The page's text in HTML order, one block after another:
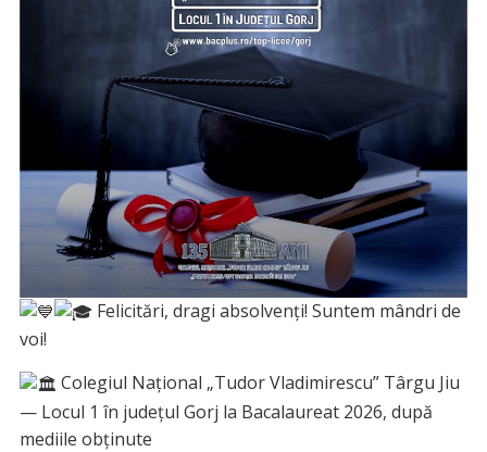
Felicitări, dragi absolvenți! Suntem mândri de
voi!
Colegiul Național „Tudor Vladimirescu” Târgu Jiu
— Locul 1 în județul Gorj la Bacalaureat 2026, după
mediile obținute